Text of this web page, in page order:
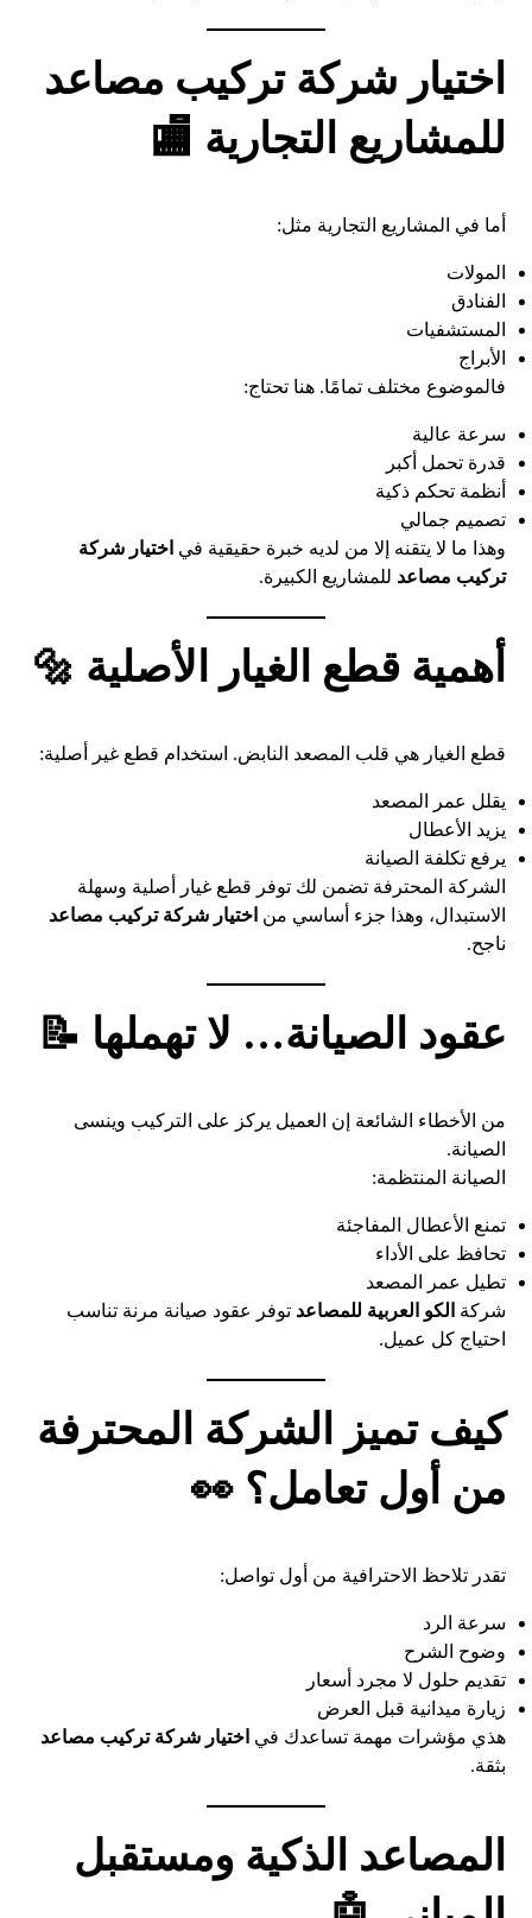
اختيار شركة تركيب مصاعد
للمشاريع التجارية 🏬
أما في المشاريع التجارية مثل:
المولات
الفنادق
المستشفيات
الأبراج
فالموضوع مختلف تمامًا. هنا تحتاج:
سرعة عالية
قدرة تحمل أكبر
أنظمة تحكم ذكية
تصميم جمالي
وهذا ما لا يتقنه إلا من لديه خبرة حقيقية في اختيار شركة
تركيب مصاعد للمشاريع الكبيرة.
أهمية قطع الغيار الأصلية 🔩
قطع الغيار هي قلب المصعد النابض. استخدام قطع غير أصلية:
يقلل عمر المصعد
يزيد الأعطال
يرفع تكلفة الصيانة
الشركة المحترفة تضمن لك توفر قطع غيار أصلية وسهلة
الاستبدال، وهذا جزء أساسي من اختيار شركة تركيب مصاعد
ناجح.
عقود الصيانة… لا تهملها 📝
من الأخطاء الشائعة إن العميل يركز على التركيب وينسى
الصيانة.
الصيانة المنتظمة:
تمنع الأعطال المفاجئة
تحافظ على الأداء
تطيل عمر المصعد
شركة الكو العربية للمصاعد توفر عقود صيانة مرنة تناسب
احتياج كل عميل.
كيف تميز الشركة المحترفة
من أول تعامل؟ 👀
تقدر تلاحظ الاحترافية من أول تواصل:
سرعة الرد
وضوح الشرح
تقديم حلول لا مجرد أسعار
زيارة ميدانية قبل العرض
هذي مؤشرات مهمة تساعدك في اختيار شركة تركيب مصاعد
بثقة.
المصاعد الذكية ومستقبل